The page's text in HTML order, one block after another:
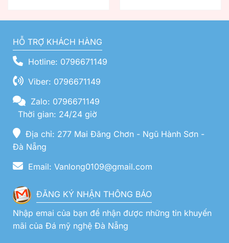
HỖ TRỢ KHÁCH HÀNG
Hotline: 0796671149
Viber: 0796671149
Zalo: 0796671149
Thời gian: 24/24 giờ
Địa chỉ: 277 Mai Đăng Chơn - Ngũ Hành Sơn -
Đà Nẵng
Email: Vanlong0109@gmail.com
ĐĂNG KÝ NHẬN THÔNG BÁO
Nhập emai của bạn để nhận được những tin khuyến
mãi của Đá mỹ nghệ Đà Nẵng